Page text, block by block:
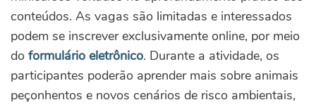
conteúdos. As vagas são limitadas e interessados
podem se inscrever exclusivamente online, por meio
do formulário eletrônico. Durante a atividade, os
participantes poderão aprender mais sobre animais
peçonhentos e novos cenários de risco ambientais,